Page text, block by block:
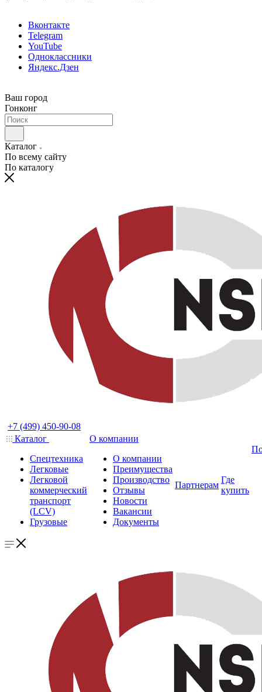
Вконтакте
Telegram
YouTube
Одноклассники
Яндекс.Дзен
Ваш город
Гонконг
Каталог
По всему сайту
По каталогу
+7 (499) 450-90-08
Каталог
Спецтехника
Легковые
Легковой
коммерческий
транспорт
(LCV)
Грузовые
О компании
О компании
Преимущества
Производство
Отзывы
Новости
Вакансии
Документы
Партнерам
Где
купить